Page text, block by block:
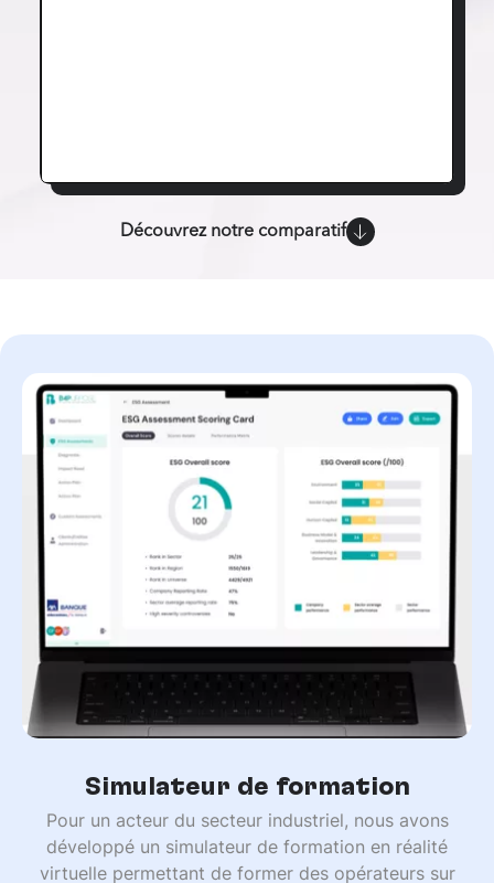
Découvrez notre comparatif
Simulateur de formation
Pour un acteur du secteur industriel, nous avons
développé un simulateur de formation en réalité
virtuelle permettant de former des opérateurs sur